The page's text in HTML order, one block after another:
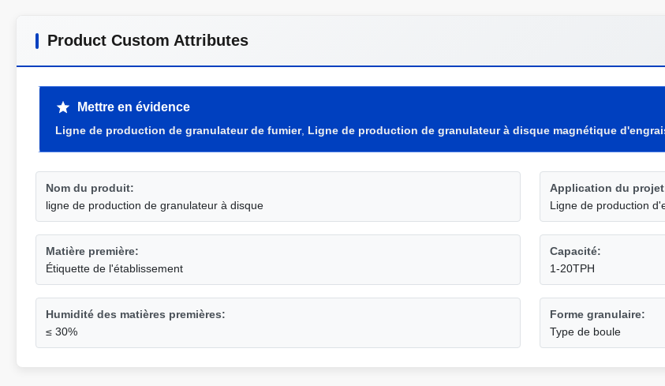
Product Custom Attributes
Mettre en évidence
Ligne de production de granulateur de fumier, Ligne de production de granulateur à disque magnétique
Nom du produit:
ligne de production de granulateur à disque
Application du
Ligne de production
Matière première:
Étiquette de l'établissement
Capacité:
1-20TPH
Humidité des matières premières:
≤ 30%
Forme granulaire:
Type de boule